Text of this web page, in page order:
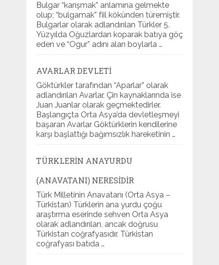
Bulgar “karışmak” anlamına gelmekte
olup; “bulgamak” fiil kökünden türemiştir.
Bulgarlar olarak adlandırılan Türkler 5.
Yüzyılda Oğuzlardan koparak batıya göç
eden ve “Ogur” adını alan boylarla …
AVARLAR DEVLETI
Göktürkler tarafından “Aparlar” olarak
adlandırılan Avarlar, Çin kaynaklarında ise
Juan Juanlar olarak geçmektedirler.
Başlangıçta Orta Asya’da devletleşmeyi
başaran Avarlar Göktürklerin kendilerine
karşı başlattığı bağımsızlık hareketinin …
TÜRKLERIN ANAYURDU
(ANAVATANI) NERESIDIR
Türk Milletinin Anavatanı (Orta Asya –
Türkistan) Türklerin ana yurdu çoğu
araştırma eserinde sehven Orta Asya
olarak adlandırılan, ancak doğrusu
Türkistan coğrafyasıdır. Türkistan
coğrafyası batıda …